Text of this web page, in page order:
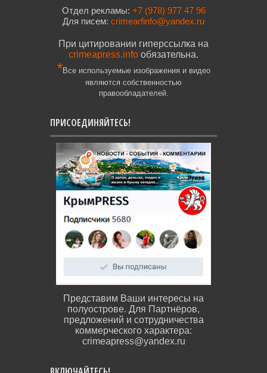
Отдел рекламы: +7 (978) 977 47 96
Для писем: crimearfinfo@yandex.ru
При цитировании гиперссылка на
crimeapress.info обязательна.
*Все используемые изображения и видео
являются собственностью
правообладателей.
ПРИСОЕДИНЯЙТЕСЬ!
Представим Ваши интересы на
полуострове. Для Партнёров,
предложений и сотрудничества
коммерческого характера:
crimeapress@yandex.ru